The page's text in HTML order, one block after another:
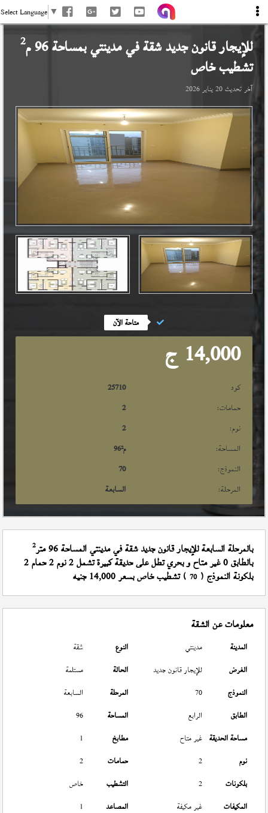
Select Language ▼
للإيجار قانون جديد شقة فيمدينتيبمساحة 96 م 2
تشطيب خاص
آخر تحديث20 يناير 2026
متاحة الآن
14,000 ج
كود
25710
حمامات:
2
نوم:
2
المساحة:
96م²
النموذج:
70
المرحلة:
السابعة
بالمرحلة السابعة للإيجار قانون جديد شقة في مدينتي المساحة 96 متر 2
بالطابق 0 غير متاح و بحري تطل على حديقة كبيرة تشمل 2 نوم 2 حمام 2
بلكونة النموذج (70 ) تشطيب خاص بسعر 14,000 جنيه
معلومات عن الشقة
المدينة مدينتي النوع
شقة
الغرض
للإيجار قانون جديد الحالة
مستلمة
النموذج
70 المرحلة
السابعة
الطابق
الرابع المساحة
96
مساحة الحديقة غير متاح مطابخ
1
نوم
2 حمامات
2
بلكونات
2 التشطيب
خاص
المكيفات
غير مكيفة المصاعد 1